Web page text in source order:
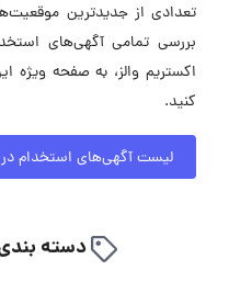
تعدادی از جدیدترین
بررسی تمامی آگهی‌های
اکستریم والز، به صفحه
کنید.
لیست آگهی‌های استخدام در
دسته